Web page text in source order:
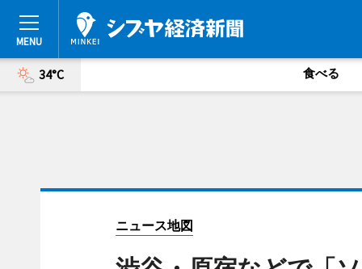
34°C 食べる
ニュース地図